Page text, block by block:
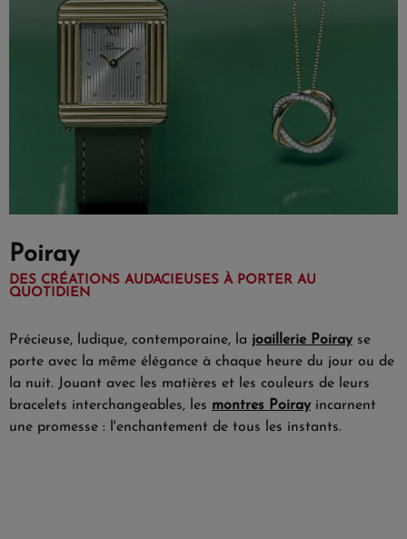
Poiray
DES CRÉATIONS AUDACIEUSES À PORTER AU
QUOTIDIEN
Précieuse, ludique, contemporaine, la joaillerie Poiray se
porte avec la même élégance à chaque heure du jour ou de
la nuit. Jouant avec les matières et les couleurs de leurs
bracelets interchangeables, les montres Poiray incarnent
une promesse : l'enchantement de tous les instants.